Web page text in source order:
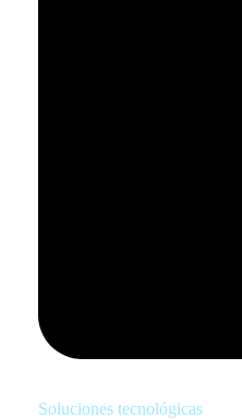
Soluciones tecnológicas